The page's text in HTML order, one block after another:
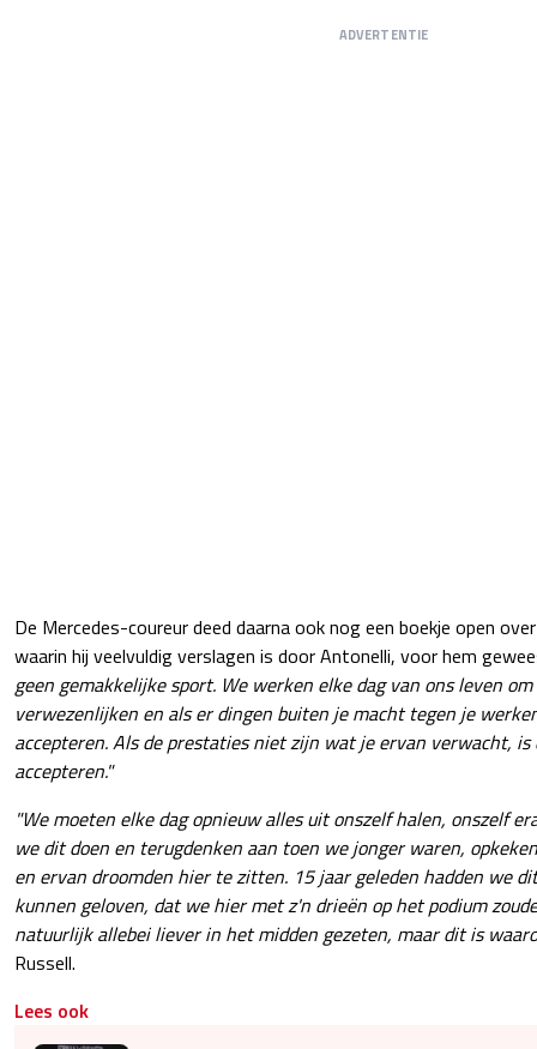
ADVERTENTIE
De Mercedes-coureur deed daarna ook nog een boekje open
waarin hij veelvuldig verslagen is door Antonelli, voor hem
geen gemakkelijke sport. We werken elke dag van ons leven
verwezenlijken en als er dingen buiten je macht tegen je
accepteren. Als de prestaties niet zijn wat je ervan verwacht,
accepteren."
"We moeten elke dag opnieuw alles uit onszelf halen, onszelf
we dit doen en terugdenken aan toen we jonger waren,
en ervan droomden hier te zitten. 15 jaar geleden hadden we
kunnen geloven, dat we hier met z'n drieën op het podium
natuurlijk allebei liever in het midden gezeten, maar dit is
Russell.
Lees ook